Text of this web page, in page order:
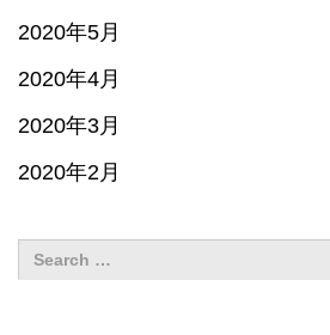
2020年5月
2020年4月
2020年3月
2020年2月